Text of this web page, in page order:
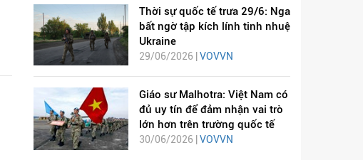
Thời sự quốc tế trưa 29/6: Nga
bất ngờ tập kích lính tinh nhuệ
Ukraine
29/06/2026 |VOVVN
Giáo sư Malhotra: Việt Nam có
đủ uy tín để đảm nhận vai trò
lớn hơn trên trường quốc tế
30/06/2026 | VOVVN